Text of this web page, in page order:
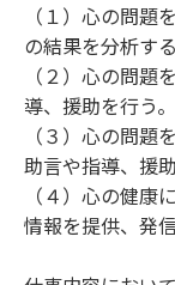
（１）心の問題
の結果を分析する
（２）心の問
導、援助を行う。
（３）心の問題
助言や指導、援助
（４）心の健康
情報を提供、発信